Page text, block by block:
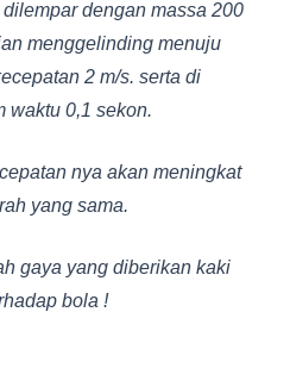
dengan massa 200
menggelinding menuju
2 m/s. serta di
waktu 0,1 sekon.
nya akan meningkat
yang sama.
gaya yang diberikan kaki
bola !